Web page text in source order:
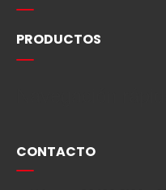
PRODUCTOS
CONTACTO